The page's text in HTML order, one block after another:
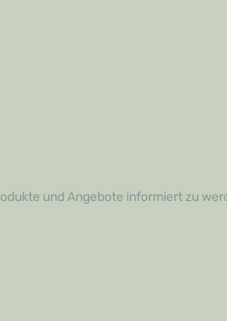
und Angebote informiert zu